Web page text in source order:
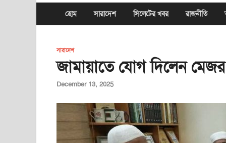
হোম সারাদেশ সিলেটের খবর রাজনীতি
সারাদেশ
জামায়াতে যোগ দিলেন
December 13, 2025